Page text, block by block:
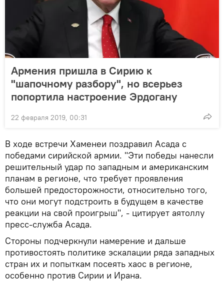
Армения пришла в Сирию к
"шапочному разбору", но всерьез
попортила настроение Эрдогану
22 февраля 2019, 00:31
В ходе встречи Хаменеи поздравил Асада с
победами сирийской армии. "Эти победы нанесли
решительный удар по западным и американским
планам в регионе, что требует проявления
большей предосторожности, относительно того,
что они могут подстроить в будущем в качестве
реакции на свой проигрыш", - цитирует аятоллу
пресс-служба Асада.
Стороны подчеркнули намерение и дальше
противостоять политике эскалации ряда западных
стран их и попыткам посеять хаос в регионе,
особенно против Сирии и Ирана.